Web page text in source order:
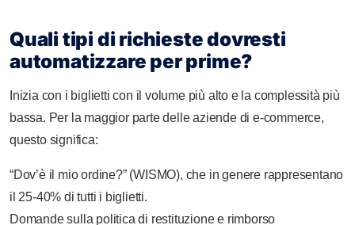
Quali tipi di richieste dovresti
automatizzare per prime?
Inizia con i biglietti con il volume più alto e la complessità più
bassa. Per la maggior parte delle aziende di e-commerce,
questo significa:
“Dov’è il mio ordine?” (WISMO), che in genere rappresentano
il 25-40% di tutti i biglietti.
Domande sulla politica di restituzione e rimborso